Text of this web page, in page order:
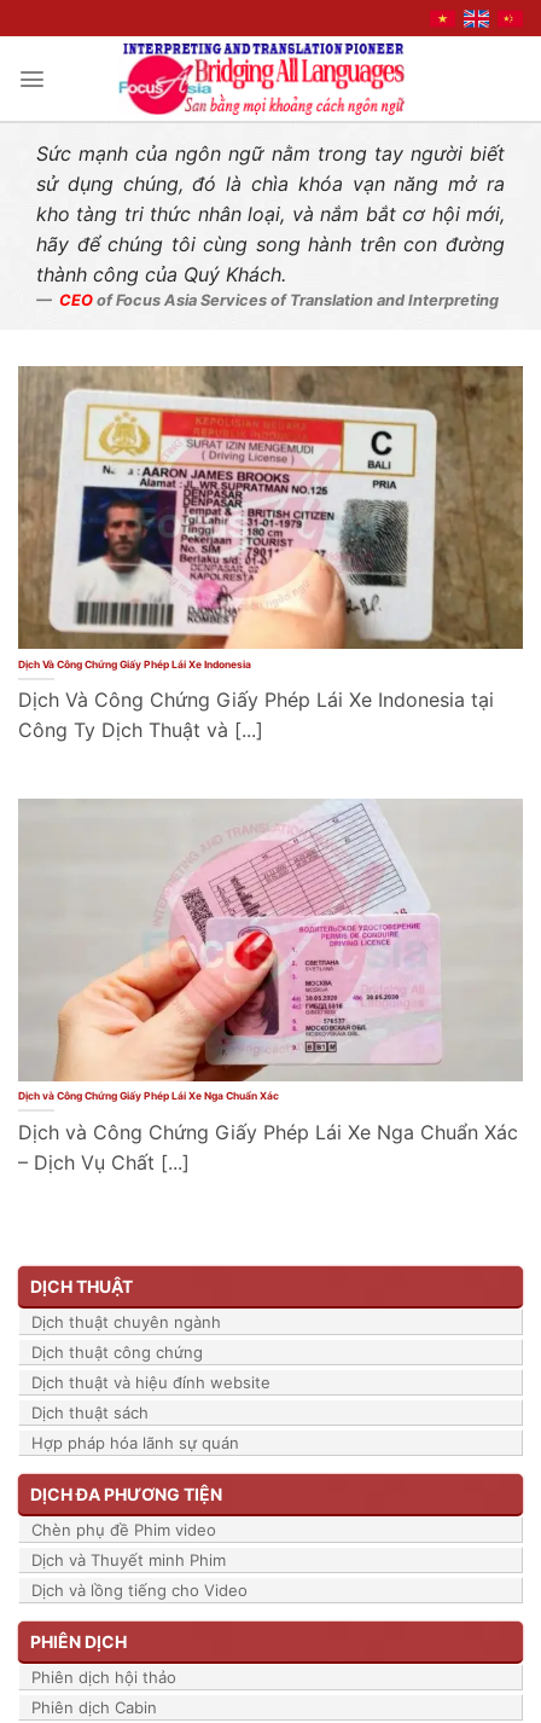
Sức mạnh của ngôn ngữ nằm trong tay người biết
sử dụng chúng, đó là chìa khóa vạn năng mở ra
kho tàng tri thức nhân loại, và nắm bắt cơ hội mới,
hãy để chúng tôi cùng song hành trên con đường
thành công của Quý Khách.
CEO of Focus Asia Services of Translation and Interpreting
Dịch Và Công Chứng Giấy Phép Lái Xe Indonesia
Dịch Và Công Chứng Giấy Phép Lái Xe Indonesia tại
Công Ty Dịch Thuật và [...]
Dịch và Công Chứng Giấy Phép Lái Xe Nga Chuẩn Xác
Dịch và Công Chứng Giấy Phép Lái Xe Nga Chuẩn Xác
– Dịch Vụ Chất [...]
DỊCH THUẬT
Dịch thuật chuyên ngành
Dịch thuật công chứng
Dịch thuật và hiệu đính website
Dịch thuật sách
Hợp pháp hóa lãnh sự quán
DỊCH ĐA PHƯƠNG TIỆN
Chèn phụ đề Phim video
Dịch và Thuyết minh Phim
Dịch và lồng tiếng cho Video
PHIÊN DỊCH
Phiên dịch hội thảo
Phiên dịch Cabin